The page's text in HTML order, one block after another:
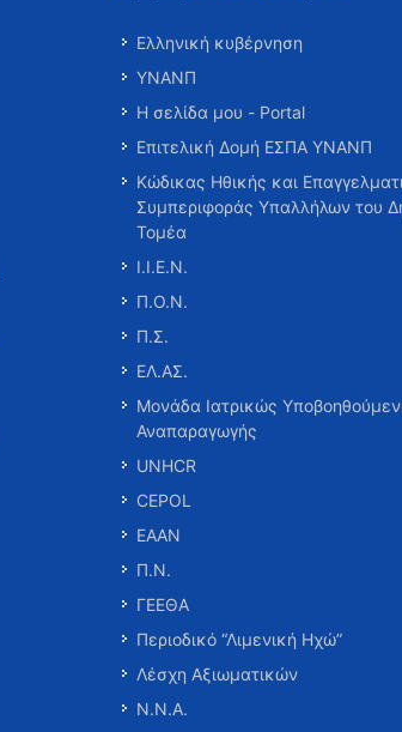
Ελληνική κυβέρνηση
ΥΝΑΝΠ
Η σελίδα μου - Portal
Επιτελική Δομή ΕΣΠΑ ΥΝΑΝΠ
Κώδικας Ηθικής και
Συμπεριφοράς Υπαλλήλων του
Τομέα
Ι.Ι.Ε.Ν.
Π.Ο.Ν.
Π.Σ.
ΕΛ.ΑΣ.
Μονάδα Ιατρικώς
Αναπαραγωγής
UNHCR
CEPOL
ΕΑΑΝ
Π.Ν.
ΓΕΕΘΑ
Περιοδικό “Λιμενική Ηχώ”
Λέσχη Αξιωματικών
Ν.Ν.Α.